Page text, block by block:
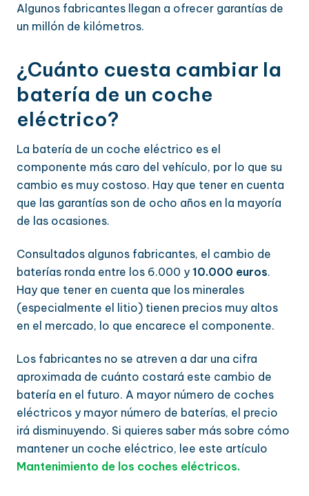
Algunos fabricantes llegan a ofrecer garantías de
un millón de kilómetros.
¿Cuánto cuesta cambiar la
batería de un coche
eléctrico?
La batería de un coche eléctrico es el
componente más caro del vehículo, por lo que su
cambio es muy costoso. Hay que tener en cuenta
que las garantías son de ocho años en la mayoría
de las ocasiones.
Consultados algunos fabricantes, el cambio de
baterías ronda entre los 6.000 y 10.000 euros.
Hay que tener en cuenta que los minerales
(especialmente el litio) tienen precios muy altos
en el mercado, lo que encarece el componente.
Los fabricantes no se atreven a dar una cifra
aproximada de cuánto costará este cambio de
batería en el futuro. A mayor número de coches
eléctricos y mayor número de baterías, el precio
irá disminuyendo. Si quieres saber más sobre cómo
mantener un coche eléctrico, lee este artículo
Mantenimiento de los coches eléctricos.